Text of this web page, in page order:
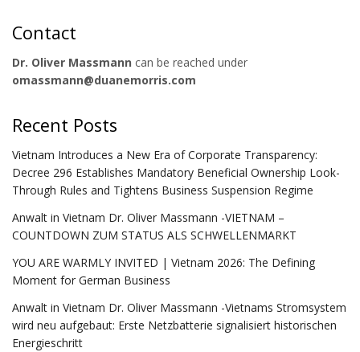
Contact
Dr. Oliver Massmann can be reached under
omassmann@duanemorris.com
Recent Posts
Vietnam Introduces a New Era of Corporate Transparency:
Decree 296 Establishes Mandatory Beneficial Ownership Look-
Through Rules and Tightens Business Suspension Regime
Anwalt in Vietnam Dr. Oliver Massmann -VIETNAM –
COUNTDOWN ZUM STATUS ALS SCHWELLENMARKT
YOU ARE WARMLY INVITED | Vietnam 2026: The Defining
Moment for German Business
Anwalt in Vietnam Dr. Oliver Massmann -Vietnams Stromsystem
wird neu aufgebaut: Erste Netzbatterie signalisiert historischen
Energieschritt